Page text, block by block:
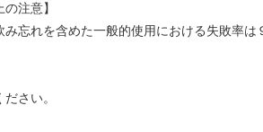
注意】
忘れを含めた一般的使用における失敗率は
さい。